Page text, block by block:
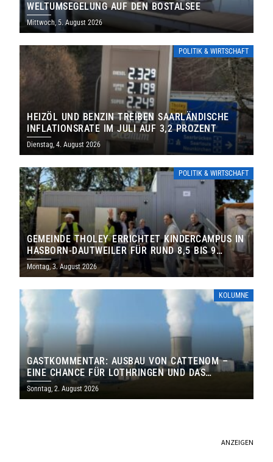
WELTUMSEGELUNG AUF DEN BOSTALSEE
Mittwoch, 5. August 2026
POLITIK & WIRTSCHAFT
HEIZÖL UND BENZIN TREIBEN SAARLÄNDISCHE
INFLATIONSRATE IM JULI AUF 3,2 PROZENT
Dienstag, 4. August 2026
POLITIK & WIRTSCHAFT
GEMEINDE THOLEY ERRICHTET KINDERCAMPUS IN
HASBORN-DAUTWEILER FÜR RUND 8,5 BIS 9
MILLIONEN EURO
Montag, 3. August 2026
KOLUMNE
GASTKOMMENTAR: AUSBAU VON CATTENOM –
EINE CHANCE FÜR LOTHRINGEN UND DAS
SAARLAND
Sonntag, 2. August 2026
ANZEIGEN